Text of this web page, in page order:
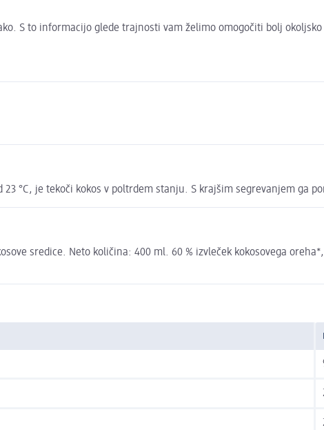
S to informacijo glede trajnosti vam želimo omogočiti bolj okoljsko
°C, je tekoči kokos v poltrdem stanju. S krajšim segrevanjem ga
sredice. Neto količina: 400 ml. 60 % izvleček kokosovega